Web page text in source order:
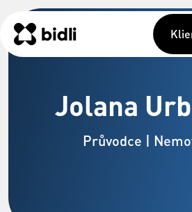
Jolana
Průvodce |